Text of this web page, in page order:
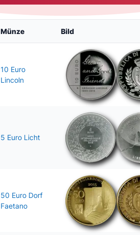
Münze Bild
10 Euro
Lincoln
5 Euro Licht
50 Euro Dorf
Faetano